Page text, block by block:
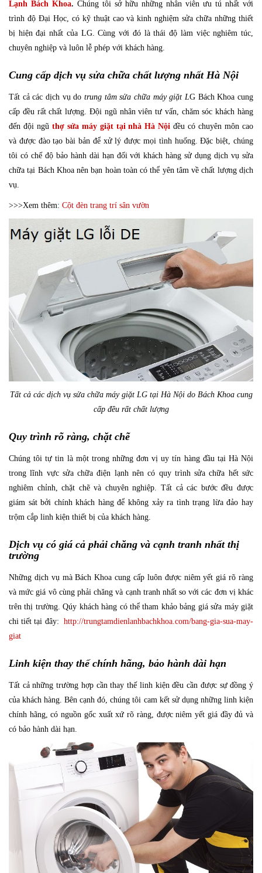
Lạnh Bách Khoa. Chúng tôi sở hữu những nhân viên ưu tú nhất với
trình độ Đại Học, có kỹ thuật cao và kinh nghiệm sửa chữa những thiết
bị hiện đại nhất của LG. Cùng với đó là thái độ làm việc nghiêm túc,
chuyên nghiệp và luôn lễ phép với khách hàng.
Cung cấp dịch vụ sửa chữa chất lượng nhất Hà Nội
Tất cả các dịch vụ do trung tâm sửa chữa máy giặt LG Bách Khoa cung
cấp đều rất chất lượng. Đội ngũ nhân viên tư vấn, chăm sóc khách hàng
đến đội ngũ thợ sửa máy giặt tại nhà Hà Nội đều có chuyên môn cao
và được đào tạo bài bản để xử lý được mọi tình huống. Đặc biệt, chúng
tôi có chế độ bảo hành dài hạn đối với khách hàng sử dụng dịch vụ sửa
chữa tại Bách Khoa nên bạn hoàn toàn có thể yên tâm về chất lượng dịch
vụ.
>>>Xem thêm: Cột đèn trang trí sân vườn
Tất cả các dịch vụ sửa chữa máy giặt LG tại Hà Nội do Bách Khoa cung
cấp đều rất chất lượng
Quy trình rõ ràng, chặt chẽ
Chúng tôi tự tin là một trong những đơn vị uy tín hàng đầu tại Hà Nội
trong lĩnh vực sửa chữa điện lạnh nên có quy trình sửa chữa hết sức
nghiêm chỉnh, chặt chẽ và chuyên nghiệp. Tất cả các bước đều được
giám sát bởi chính khách hàng để không xảy ra tình trạng lừa đảo hay
trộm cắp linh kiện thiết bị của khách hàng.
Dịch vụ có giá cả phải chăng và cạnh tranh nhất thị
trường
Những dịch vụ mà Bách Khoa cung cấp luôn được niêm yết giá rõ ràng
và mức giá vô cùng phải chăng và cạnh tranh nhất so với các đơn vị khác
trên thị trường. Qúy khách hàng có thể tham khảo bảng giá sửa máy giặt
chi tiết tại đây: http://trungtamdienlanhbachkhoa.com/bang-gia-sua-may-
giat
Linh kiện thay thế chính hãng, bảo hành dài hạn
Tất cả những trường hợp cần thay thế linh kiện đều cần được sự đồng ý
của khách hàng. Bên cạnh đó, chúng tôi cam kết sử dụng những linh kiện
chính hãng, có nguồn gốc xuất xứ rõ ràng, được niêm yết giá đầy đủ và
có bảo hành dài hạn.